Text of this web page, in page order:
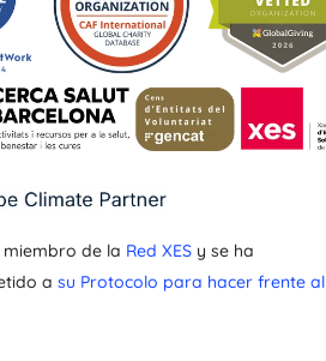
de la Red XESy se ha
a su Protocolo para hacer frente al